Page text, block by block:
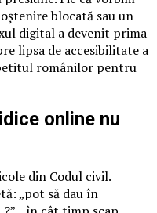
blocată sau un
digital a devenit prima
lipsa de accesibilitate a
românilor pentru
online nu
din Codul civil.
„pot să dau în